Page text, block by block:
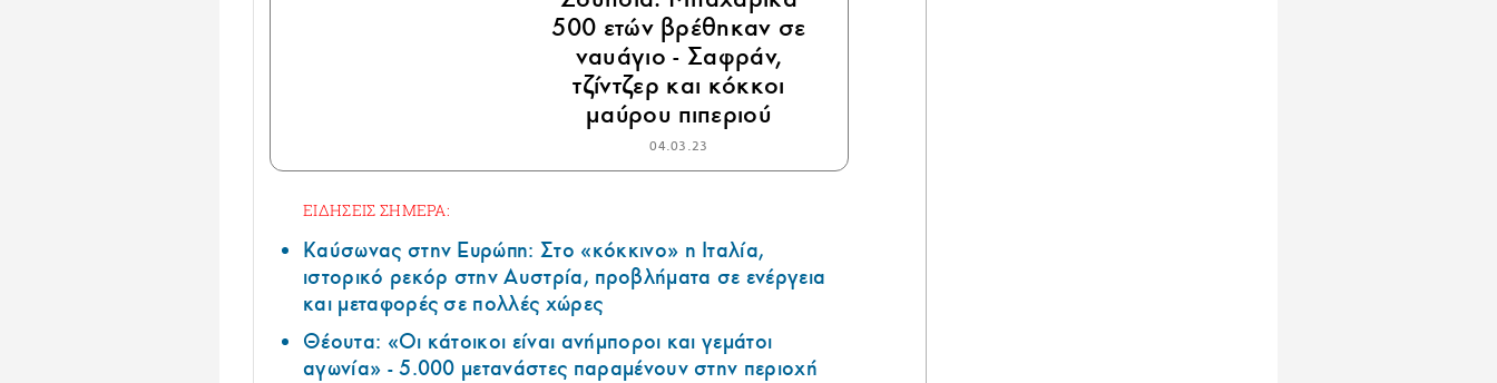
500 ετών βρέθηκαν σε
ναυάγιο - Σαφράν,
τζίντζερ και κόκκοι
μαύρου πιπεριού
04.03.23
ΕΙΔΗΣΕΙΣ ΣΗΜΕΡΑ:
Καύσωνας στην Ευρώπη: Στο «κόκκινο» η Ιταλία,
ιστορικό ρεκόρ στην Αυστρία, προβλήματα σε ενέργεια
και μεταφορές σε πολλές χώρες
Θέουτα: «Οι κάτοικοι είναι ανήμποροι και γεμάτοι
αγωνία» - 5.000 μετανάστες παραμένουν στην περιοχή